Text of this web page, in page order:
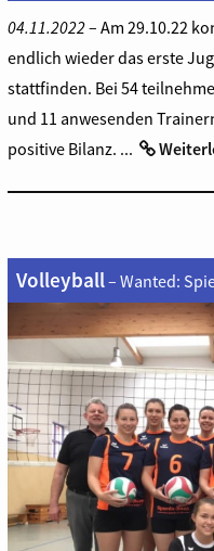
04.11.2022– Am 29.10.22
endlich wieder das erste
stattfinden. Bei 54
und 11 anwesenden
positive Bilanz. ...
Volleyball– Wanted: